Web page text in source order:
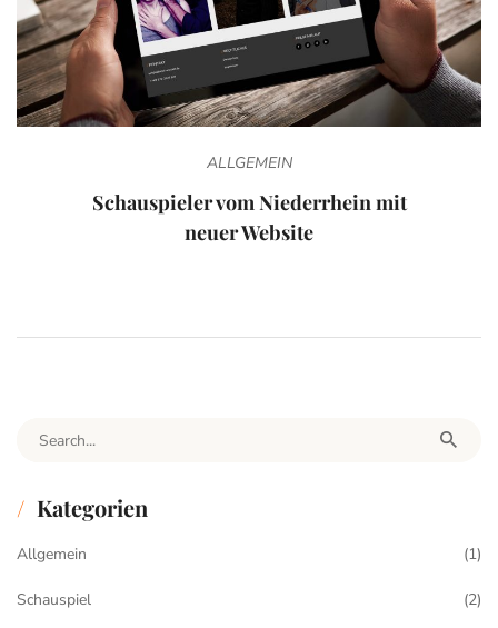
ALLGEMEIN
Schauspieler vom Niederrhein mit
neuer Website
Search for:
Kategorien
Allgemein (1)
Schauspiel (2)